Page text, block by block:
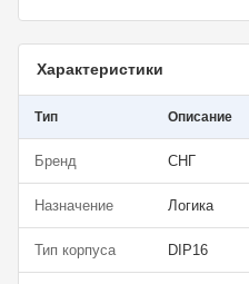
Характеристики
Тип Описание
Бренд СНГ
Назначение Логика
Тип корпуса DIP16